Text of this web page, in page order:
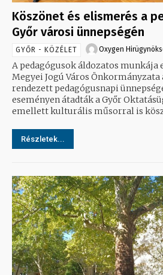
Köszönet és elismerés a
Győr városi ünnepségén
GYŐR - KÖZÉLET Oxygen
A pedagógusok áldozatos
Megyei Jogú Város Önkormányzata
rendezett pedagógusnapi
eseményen átadták a Győr
emellett kulturális műsorral is
Részletek...